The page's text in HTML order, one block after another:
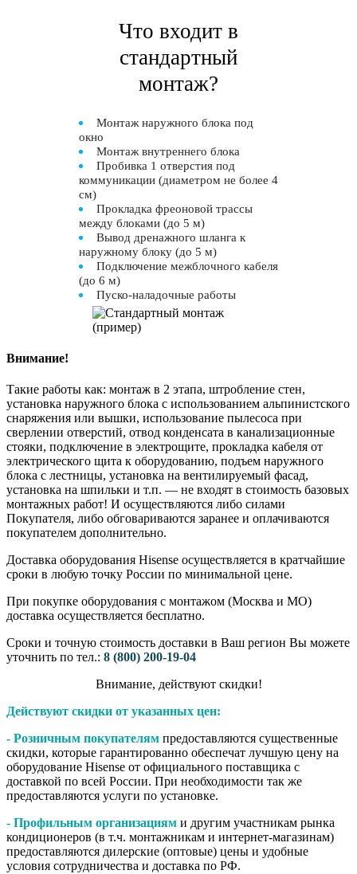
Что входит в
стандартный
монтаж?
Монтаж наружного блока под
окно
Монтаж внутреннего блока
Пробивка 1 отверстия под
коммуникации (диаметром не более 4
см)
Прокладка фреоновой трассы
между блоками (до 5 м)
Вывод дренажного шланга к
наружному блоку (до 5 м)
Подключение межблочного кабеля
(до 6 м)
Пуско-наладочные работы
Внимание!
Такие работы как: монтаж в 2 этапа, штробление стен,
установка наружного блока с использованием альпинистского
снаряжения или вышки, использование пылесоса при
сверлении отверстий, отвод конденсата в канализационные
стояки, подключение в электрощите, прокладка кабеля от
электрического щита к оборудованию, подъем наружного
блока с лестницы, установка на вентилируемый фасад,
установка на шпильки и т.п. — не входят в стоимость базовых
монтажных работ! И осуществляются либо силами
Покупателя, либо обговариваются заранее и оплачиваются
покупателем дополнительно.
Доставка оборудования Hisense осуществляется в кратчайшие
сроки в любую точку России по минимальной цене.
При покупке оборудования с монтажом (Москва и МО)
доставка осуществляется бесплатно.
Сроки и точную стоимость доставки в Ваш регион Вы можете
уточнить по тел.: 8 (800) 200-19-04
Внимание,​ действуют​ скидки!
Действуют скидки от указанных цен:
- Розничным покупателям предоставляются существенные
скидки, которые гарантированно обеспечат лучшую цену на
оборудование Hisense от официального поставщика с
доставкой по всей России. При необходимости так же
предоставляются услуги по установке.
- Профильным организациям и другим участникам рынка
кондиционеров (в т.ч. монтажникам и интернет-магазинам)
предоставляются дилерские (оптовые) цены и удобные
условия сотрудничества и доставка по РФ.